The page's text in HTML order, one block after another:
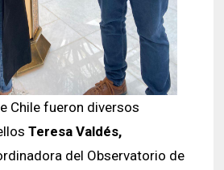
Chile fueron diversos
Teresa Valdés,
del Observatorio de